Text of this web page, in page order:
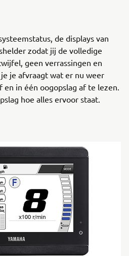
de displays van
zodat jij de volledige
geen verrassingen en
je afvraagt wat er nu weer
in één oogopslag af te lezen.
hoe alles ervoor staat.